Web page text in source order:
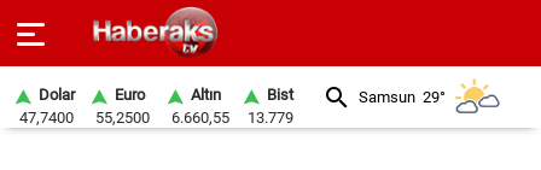
Dolar
47,7400
Euro
55,2500
Altın
6.660,55
Bist
13.779
Samsun 29°